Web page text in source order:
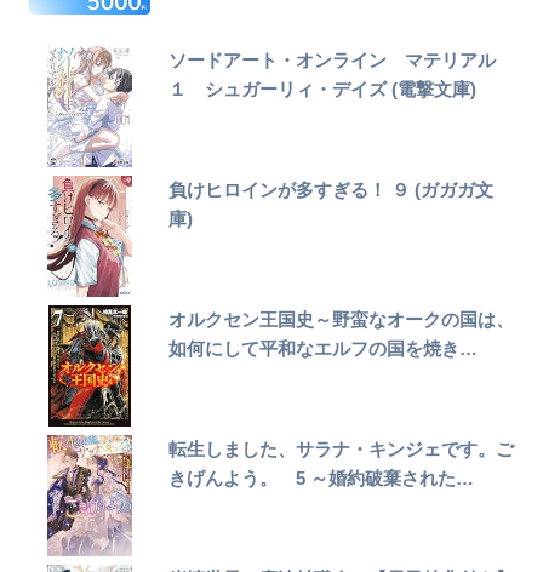
ソードアート・オンライン マテリアル
１ シュガーリィ・デイズ (電撃文庫)
負けヒロインが多すぎる！ ９ (ガガガ文
庫)
オルクセン王国史～野蛮なオークの国は、
如何にして平和なエルフの国を焼き…
転生しました、サラナ・キンジェです。ご
きげんよう。 5 ～婚約破棄された…